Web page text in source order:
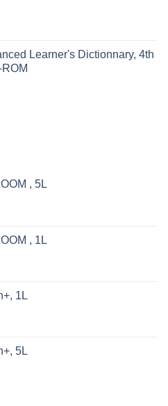
:
Learner's Dictionnary, 4th
, 5L
, 1L
1L
5L